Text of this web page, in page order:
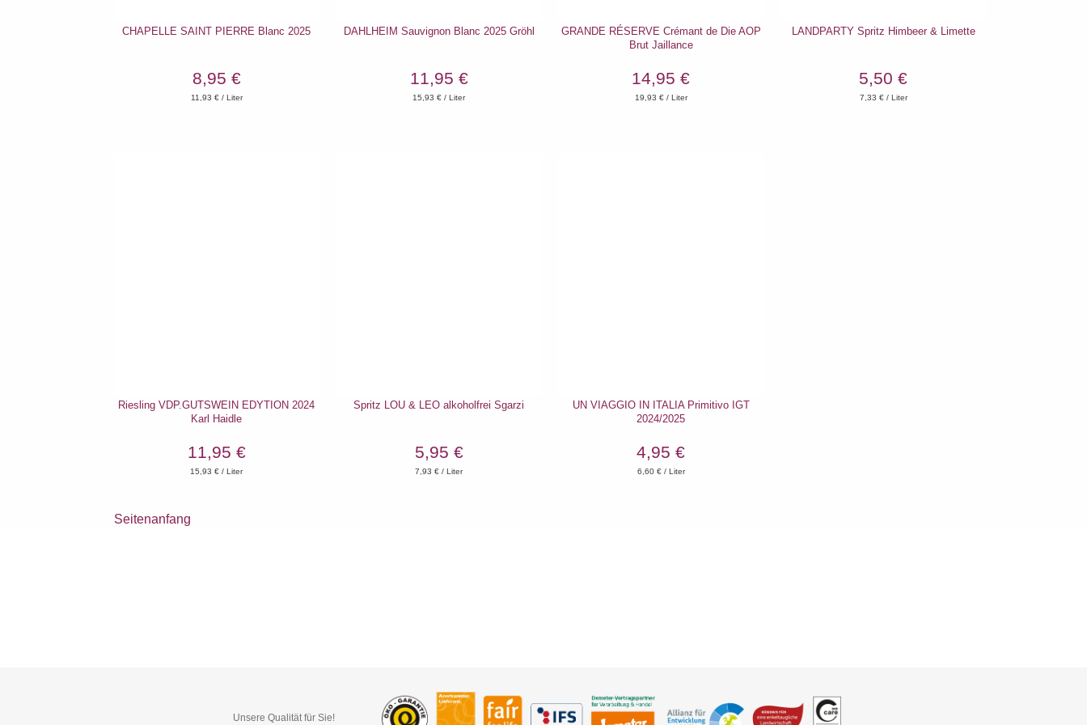
CHAPELLE SAINT PIERRE Blanc 2025
8,95 €
11,93 € / Liter
DAHLHEIM Sauvignon Blanc 2025 Gröhl
11,95 €
15,93 € / Liter
GRANDE RÉSERVE Crémant de Die AOP
Brut Jaillance
14,95 €
19,93 € / Liter
LANDPARTY Spritz Himbeer & Limette
5,50 €
7,33 € / Liter
Riesling VDP.GUTSWEIN EDYTION 2024
Karl Haidle
11,95 €
15,93 € / Liter
Spritz LOU & LEO alkoholfrei Sgarzi
5,95 €
7,93 € / Liter
UN VIAGGIO IN ITALIA Primitivo IGT
2024/2025
4,95 €
6,60€ / Liter
Seitenanfang
Unsere Qualität für Sie!